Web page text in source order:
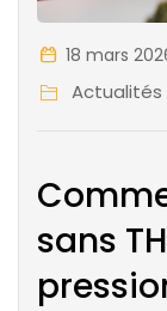
18 mars
Actualités
sans